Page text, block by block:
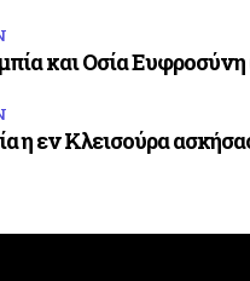
και Οσία
η εν Κλεισούρα